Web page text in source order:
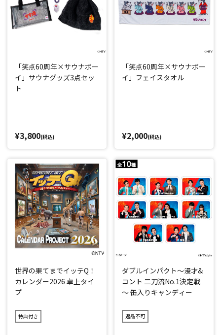
「笑点60周年×サウナボー
イ」サウナグッズ3点セッ
ト
¥3,800(税込)
「笑点60周年×サウナボー
イ」フェイスタオル
¥2,000(税込)
世界の果てまでイッテQ！
カレンダー2026 卓上タイ
プ
特典付き
ダブルインパクト～漫才&
コント 二刀流No.1決定戦
～ 缶入りキャンディー
返品不可